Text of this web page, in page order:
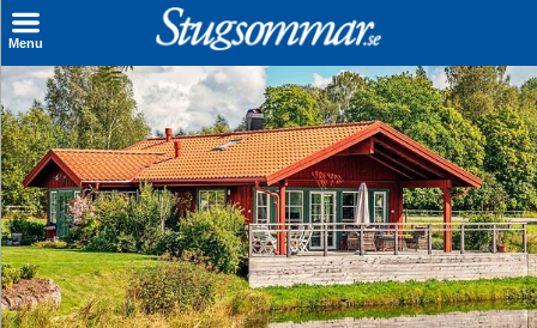
Menu
Sök stuga
Sista Minuten
Genvägar
Inspiration
Kontakt